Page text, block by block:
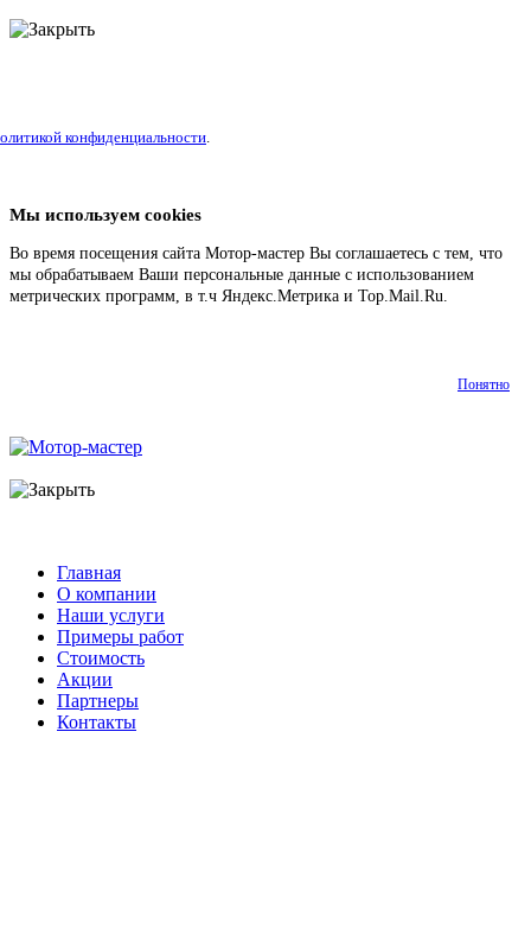
конфиденциальности.
Мы используем cookies
Во время посещения сайта Мотор-мастер Вы соглашаетесь с тем, что
мы обрабатываем Ваши персональные данные с использованием
метрических программ, в т.ч Яндекс.Метрика и Top.Mail.Ru.
Понятно
Главная
О компании
Наши услуги
Примеры работ
Стоимость
Акции
Партнеры
Контакты